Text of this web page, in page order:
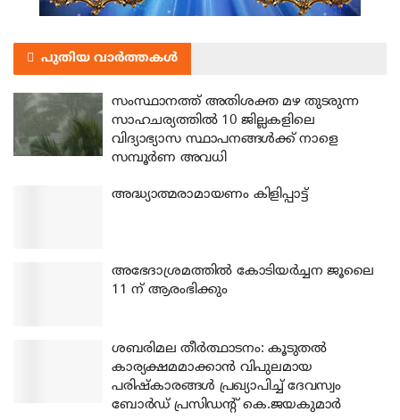
പുതിയ വാർത്തകൾ
സംസ്ഥാനത്ത് അതിശക്ത മഴ തുടരുന്ന
സാഹചര്യത്തിൽ 10 ജില്ലകളിലെ
വിദ്യാഭ്യാസ സ്ഥാപനങ്ങൾക്ക് നാളെ
സമ്പൂർണ അവധി
അദ്ധ്യാത്മരാമായണം കിളിപ്പാട്ട്
അഭേദാശ്രമത്തില്‍ കോടിയര്‍ച്ചന ജൂലൈ
11 ന് ആരംഭിക്കും
ശബരിമല തീര്‍ത്ഥാടനം: കൂടുതല്‍
കാര്യക്ഷമമാക്കാന്‍ വിപുലമായ
പരിഷ്‌കാരങ്ങള്‍ പ്രഖ്യാപിച്ച് ദേവസ്വം
ബോര്‍ഡ് പ്രസിഡന്റ് കെ.ജയകുമാര്‍